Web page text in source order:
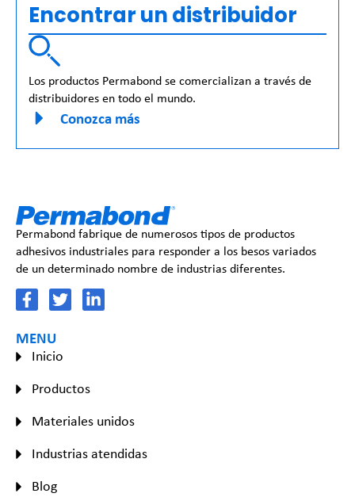
Encontrar un distribuidor
Los productos Permabond se comercializan a través de
distribuidores en todo el mundo.
Conozca más
Permabond fabrique de numerosos tipos de productos
adhesivos industriales para responder a los besos variados
de un determinado nombre de industrias diferentes.
MENU
Inicio
Productos
Materiales unidos
Industrias atendidas
Blog